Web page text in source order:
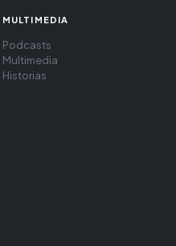
MULTIMEDIA
Podcasts
Multimedia
Historias